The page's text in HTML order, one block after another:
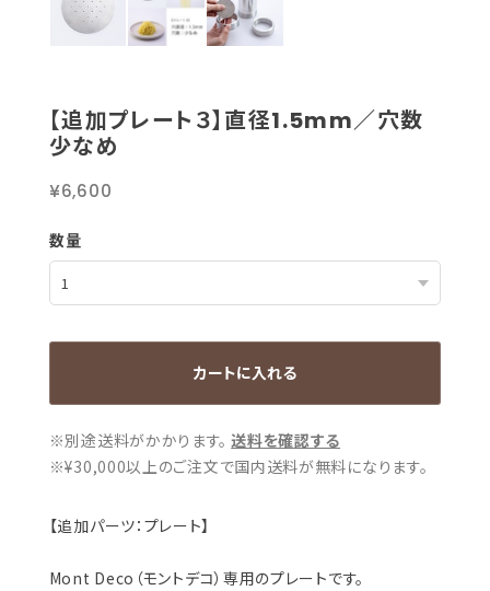
【追加プレート３】直径1.5mm／穴数
少なめ
¥6,600
数量
カートに入れる
※別途送料がかかります。 送料を確認する
※¥30,000以上のご注文で国内送料が無料になります。
【追加パーツ：プレート】
Mont Deco（モントデコ）専用のプレートです。